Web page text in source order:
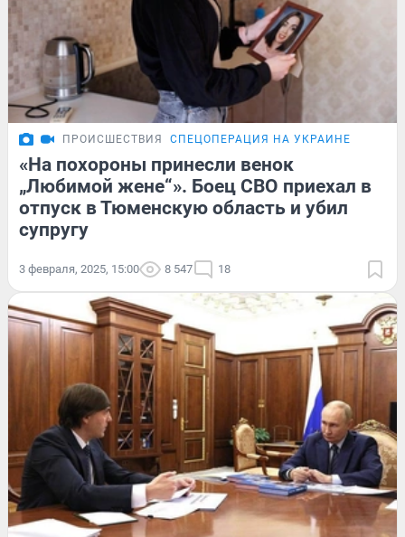
ПРОИСШЕСТВИЯ СПЕЦОПЕРАЦИЯ НА УКРАИНЕ
«На похороны принесли венок
„Любимой жене“». Боец СВО приехал в
отпуск в Тюменскую область и убил
супругу
3 февраля, 2025, 15:00 8 547 18